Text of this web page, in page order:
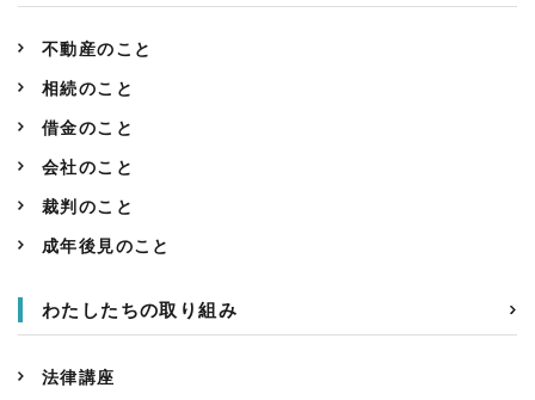
不動産のこと
相続のこと
借金のこと
会社のこと
裁判のこと
成年後見のこと
わたしたちの取り組み
法律講座